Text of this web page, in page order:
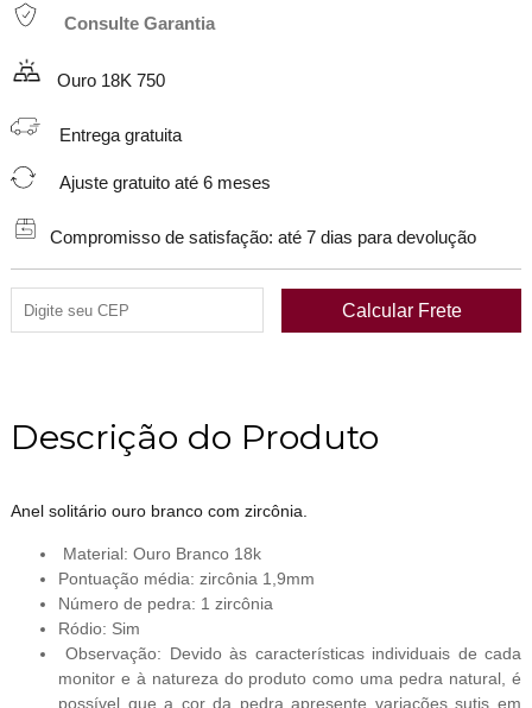
Consulte Garantia
Ouro 18K 750
Entrega gratuita
Ajuste gratuito até 6 meses
Compromisso de satisfação: até 7 dias para devolução
Descrição do Produto
Anel solitário ouro branco com zircônia.
Material: Ouro Branco 18k
Pontuação média: zircônia 1,9mm
Número de pedra: 1 zircônia
Ródio: Sim
Observação: Devido às características individuais de cada
monitor e à natureza do produto como uma pedra natural, é
possível que a cor da pedra apresente variações sutis em